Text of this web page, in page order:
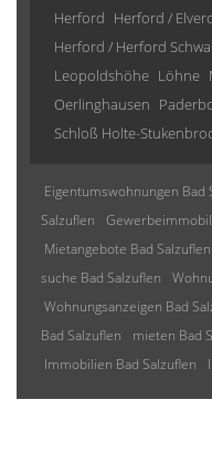
Herford Herford /
Herford / Herford
Leopoldshöhe Löhne
Oerlinghausen
Schloß Holte-
Eigentumswohnungen Bad
Salzuflen
Mietangebote Bad Salzuflen
suche Bad Salzuflen
Wohnungsanzeigen Bad
Bad Salzuflen
mieten Bad
Immobilien Bad Salzuflen